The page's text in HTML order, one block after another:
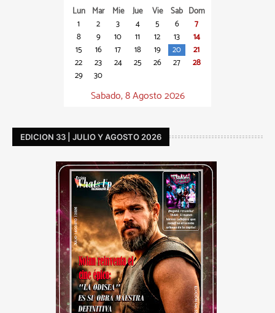
Lun Mar Mie Jue Vie Sab Dom
1
2 3 4 5 6
7
8
9 10 11 12 13
14
15
16 17 18 19 20
21
22
23 24 25 26 27
28
29
30
Sabado, 8 Agosto 2026
EDICION 33 | JULIO Y AGOSTO 2026